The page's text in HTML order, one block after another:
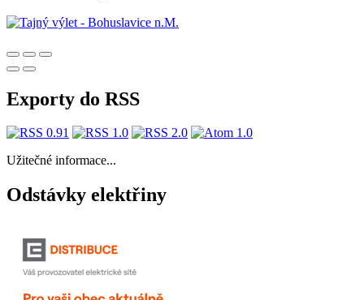
Exporty do RSS
Užitečné informace...
Odstávky elektřiny